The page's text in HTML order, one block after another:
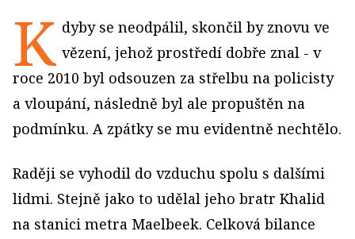
K dyby se neodpálil, skončil by znovu ve
vězení, jehož prostředí dobře znal - v
roce 2010 byl odsouzen za střelbu na policisty
a vloupání, následně byl ale propuštěn na
podmínku. A zpátky se mu evidentně nechtělo.
Raději se vyhodil do vzduchu spolu s dalšími
lidmi. Stejně jako to udělal jeho bratr Khalid
na stanici metra Maelbeek. Celková bilance